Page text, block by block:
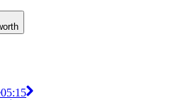
05:15